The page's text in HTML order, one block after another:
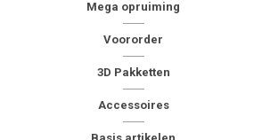
Mega opruiming
Voororder
3D Pakketten
Accessoires